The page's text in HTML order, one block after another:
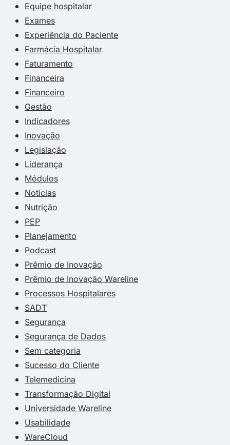
Equipe hospitalar
Exames
Experiência do Paciente
Farmácia Hospitalar
Faturamento
Financeira
Financeiro
Gestão
Indicadores
Inovação
Legislação
Liderança
Módulos
Notícias
Nutrição
PEP
Planejamento
Podcast
Prêmio de Inovação
Prêmio de Inovação Wareline
Processos Hospitalares
SADT
Segurança
Segurança de Dados
Sem categoria
Sucesso do Cliente
Telemedicina
Transformação Digital
Universidade Wareline
Usabilidade
WareCloud